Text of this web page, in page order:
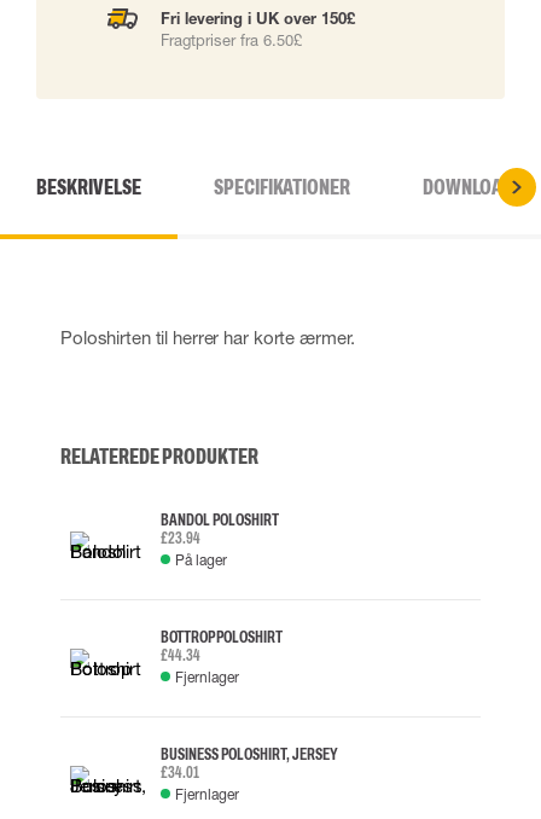
Fri levering i UK over 150£
Fragtpriser fra 6.50£
BESKRIVELSE SPECIFIKATIONER DOWNLOADS
Poloshirten til herrer har korte ærmer.
RELATEREDE PRODUKTER
BANDOL POLOSHIRT
£23.94
På lager
BOTTROP POLOSHIRT
£44.34
Fjernlager
BUSINESS POLOSHIRT, JERSEY
£34.01
Fjernlager